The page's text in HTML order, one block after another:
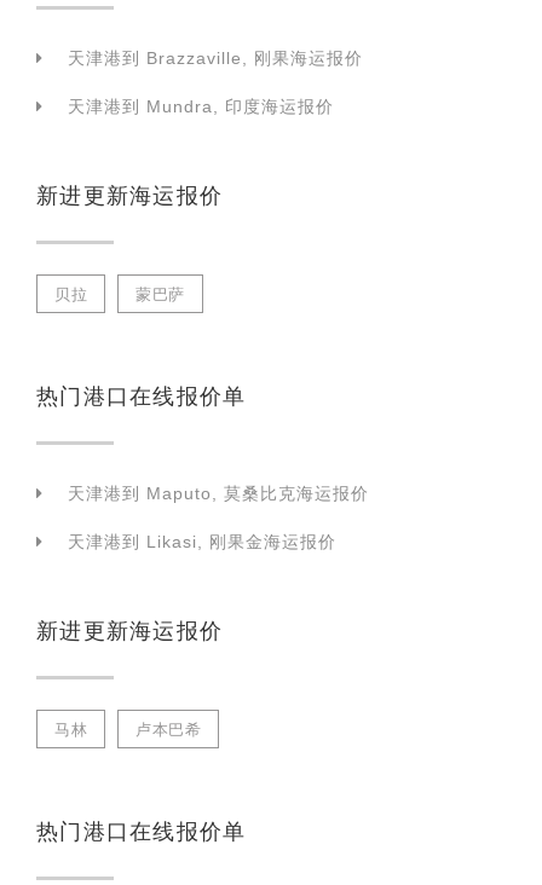
天津港到 Brazzaville, 刚果海运报价
天津港到 Mundra, 印度海运报价
新进更新海运报价
贝拉 蒙巴萨
热门港口在线报价单
天津港到 Maputo, 莫桑比克海运报价
天津港到 Likasi, 刚果金海运报价
新进更新海运报价
马林 卢本巴希
热门港口在线报价单